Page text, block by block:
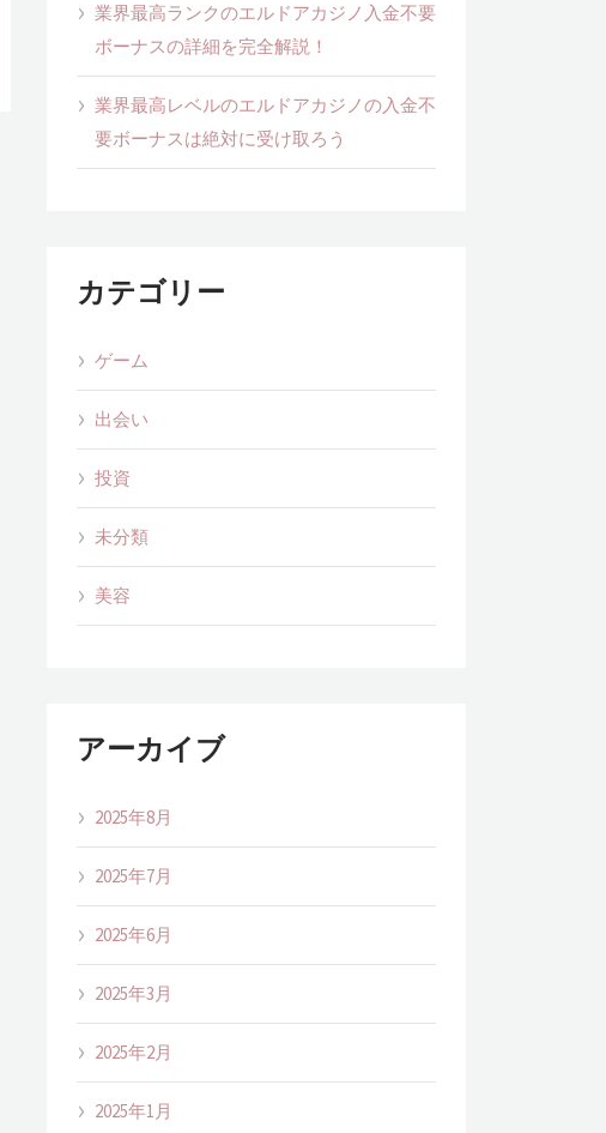
業界最高ランクのエルドアカジノ入金不要
ボーナスの詳細を完全解説！
業界最高レベルのエルドアカジノの入金不
要ボーナスは絶対に受け取ろう
カテゴリー
ゲーム
出会い
投資
未分類
美容
アーカイブ
2025年8月
2025年7月
2025年6月
2025年3月
2025年2月
2025年1月